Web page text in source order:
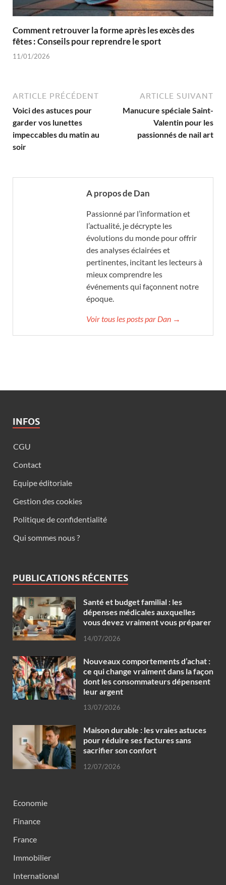
Comment retrouver la forme après les excès des
fêtes : Conseils pour reprendre le sport
11/01/2026
ARTICLE PRÉCÉDENT
Voici des astuces pour
garder vos lunettes
impeccables du matin au
soir
ARTICLE SUIVANT
Manucure spéciale Saint-
Valentin pour les
passionnés de nail art
A propos de Dan
Passionné par l’information et
l’actualité, je décrypte les
évolutions du monde pour offrir
des analyses éclairées et
pertinentes, incitant les lecteurs à
mieux comprendre les
événements qui façonnent notre
époque.
Voir tous les posts par Dan →
INFOS
CGU
Contact
Equipe éditoriale
Gestion des cookies
Politique de confidentialité
Qui sommes nous ?
PUBLICATIONS RÉCENTES
Santé et budget familial : les
dépenses médicales auxquelles
vous devez vraiment vous préparer
14/07/2026
Nouveaux comportements d’achat :
ce qui change vraiment dans la façon
dont les consommateurs dépensent
leur argent
13/07/2026
Maison durable : les vraies astuces
pour réduire ses factures sans
sacrifier son confort
12/07/2026
Economie
Finance
France
Immobilier
International